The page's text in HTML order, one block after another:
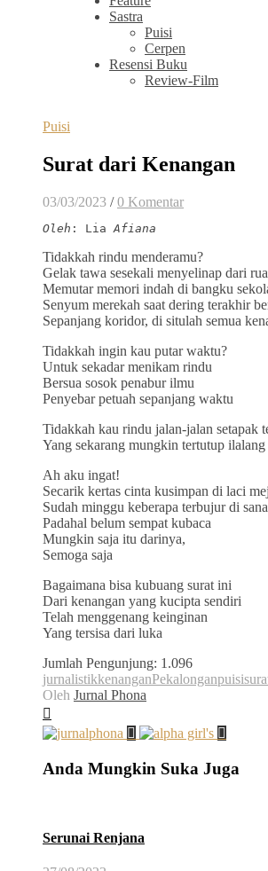
Sastra
Puisi
Cerpen
Resensi Buku
Review-Film
Puisi
Surat dari Kenangan
03/03/2023 / 0 Komentar
Oleh : Lia Afiana
Tidakkah rindu menderamu?
Gelak tawa sesekali menyelinap dari
Memutar memori indah di bangku
Senyum merekah saat dering terakhir
Sepanjang koridor, di situlah semua
Tidakkah ingin kau putar waktu?
Untuk sekadar menikam rindu
Bersua sosok penabur ilmu
Penyebar petuah sepanjang waktu
Tidakkah kau rindu jalan-jalan setapak
Yang sekarang mungkin tertutup
Ah aku ingat!
Secarik kertas cinta kusimpan di laci
Sudah minggu keberapa terbujur di
Padahal belum sempat kubaca
Mungkin saja itu darinya,
Semoga saja
Bagaimana bisa kubuang surat ini
Dari kenangan yang kucipta sendiri
Telah menggenang keinginan
Yang tersisa dari luka
Jumlah Pengunjung: 1.096
jurnalistikkenanganPekalonganpuisi
Oleh Jurnal Phona
Anda Mungkin Suka Juga
Serunai Renjana